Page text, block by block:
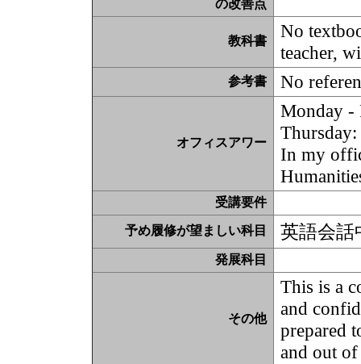
の改善点
教科書
No
teacher,
参考書 No
オフィスアワー
Monday -
In my
受講要件
予め履修が望ましい科目 英語会話
発展科目
その他
This is a
and
prepared
and out